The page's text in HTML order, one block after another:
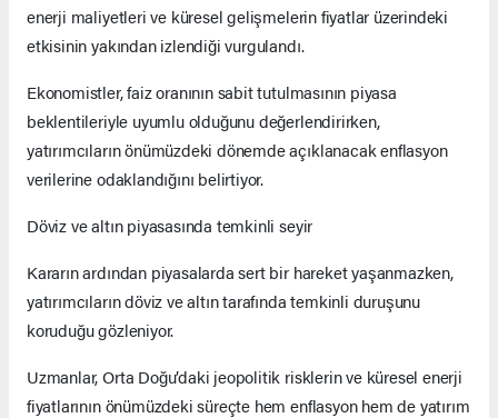
enerji maliyetleri ve küresel gelişmelerin fiyatlar üzerindeki
etkisinin yakından izlendiği vurgulandı.
Ekonomistler, faiz oranının sabit tutulmasının piyasa
beklentileriyle uyumlu olduğunu değerlendirirken,
yatırımcıların önümüzdeki dönemde açıklanacak enflasyon
verilerine odaklandığını belirtiyor.
Döviz ve altın piyasasında temkinli seyir
Kararın ardından piyasalarda sert bir hareket yaşanmazken,
yatırımcıların döviz ve altın tarafında temkinli duruşunu
koruduğu gözleniyor.
Uzmanlar, Orta Doğu’daki jeopolitik risklerin ve küresel enerji
fiyatlarının önümüzdeki süreçte hem enflasyon hem de yatırım